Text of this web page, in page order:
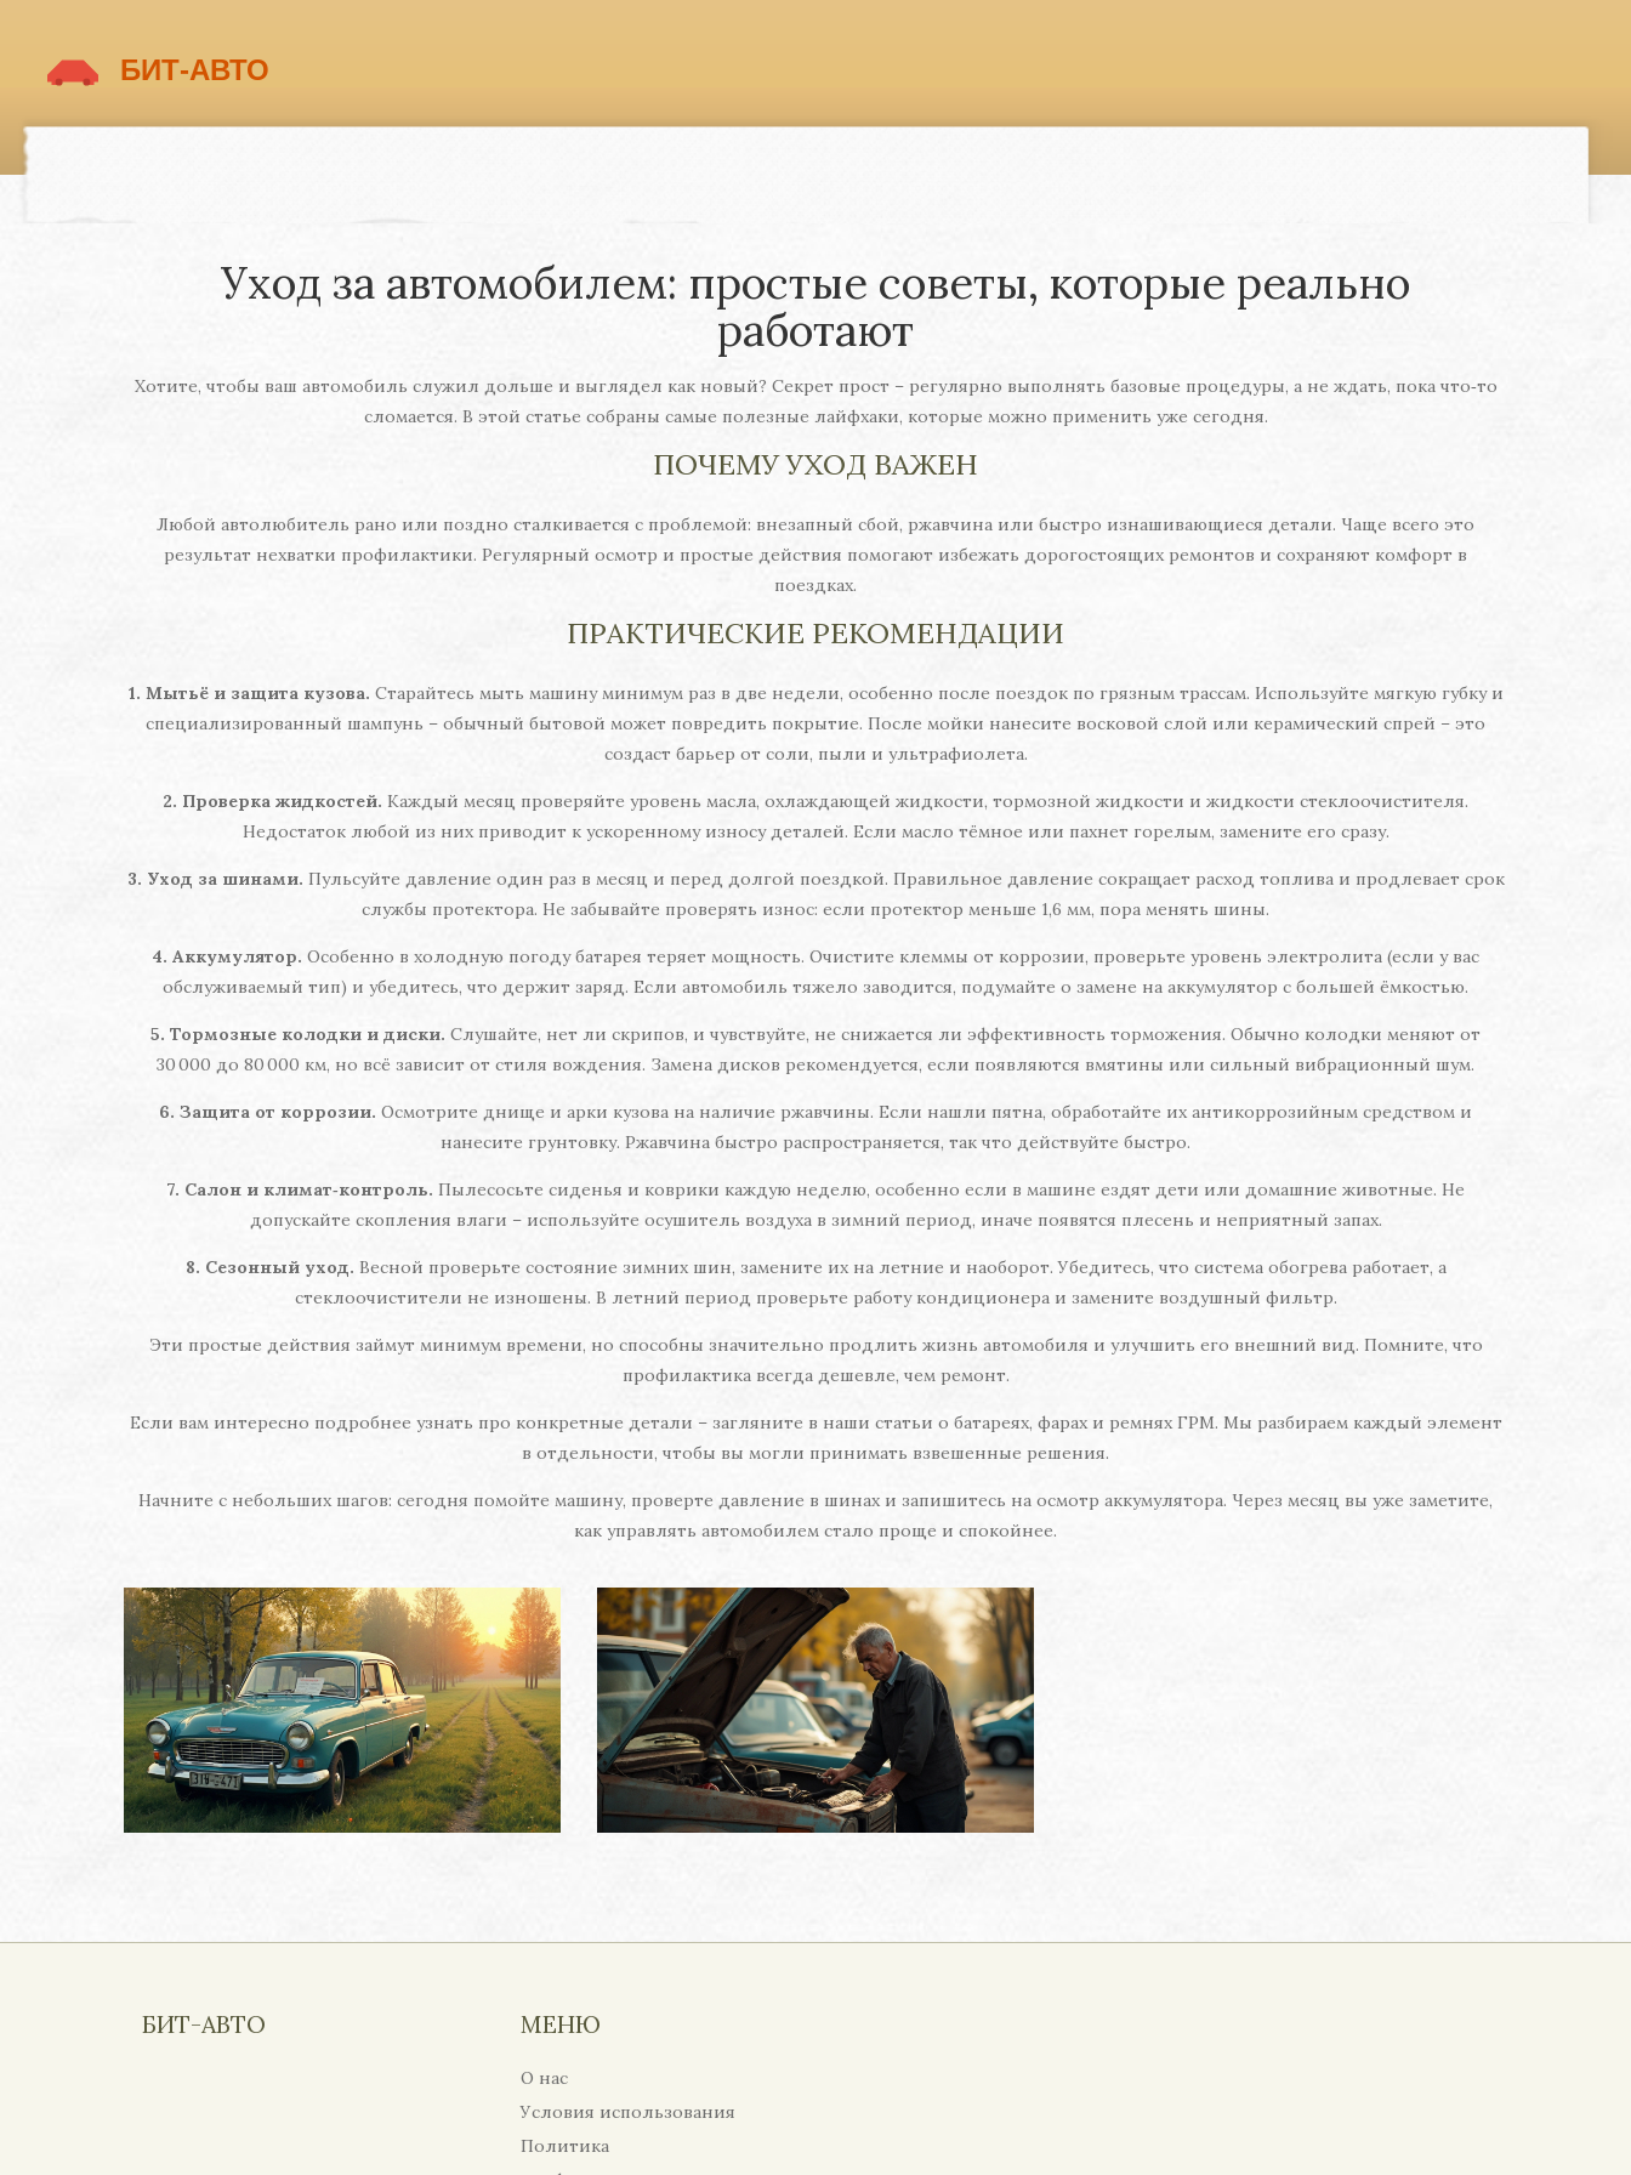
Уход за автомобилем: простые советы, которые реально
работают
Хотите, чтобы ваш автомобиль служил дольше и выглядел как новый? Секрет прост – регулярно выполнять базовые процедуры, а не ждать, пока что‑то
сломается. В этой статье собраны самые полезные лайфхаки, которые можно применить уже сегодня.
ПОЧЕМУ УХОД ВАЖЕН
Любой автолюбитель рано или поздно сталкивается с проблемой: внезапный сбой, ржавчина или быстро изнашивающиеся детали. Чаще всего это
результат нехватки профилактики. Регулярный осмотр и простые действия помогают избежать дорогостоящих ремонтов и сохраняют комфорт в
поездках.
ПРАКТИЧЕСКИЕ РЕКОМЕНДАЦИИ
1. Мытьё и защита кузова. Старайтесь мыть машину минимум раз в две недели, особенно после поездок по грязным трассам. Используйте мягкую губку и
специализированный шампунь – обычный бытовой может повредить покрытие. После мойки нанесите восковой слой или керамический спрей – это
создаст барьер от соли, пыли и ультрафиолета.
2. Проверка жидкостей. Каждый месяц проверяйте уровень масла, охлаждающей жидкости, тормозной жидкости и жидкости стеклоочистителя.
Недостаток любой из них приводит к ускоренному износу деталей. Если масло тёмное или пахнет горелым, замените его сразу.
3. Уход за шинами. Пульсуйте давление один раз в месяц и перед долгой поездкой. Правильное давление сокращает расход топлива и продлевает срок
службы протектора. Не забывайте проверять износ: если протектор меньше 1,6 мм, пора менять шины.
4. Аккумулятор. Особенно в холодную погоду батарея теряет мощность. Очистите клеммы от коррозии, проверьте уровень электролита (если у вас
обслуживаемый тип) и убедитесь, что держит заряд. Если автомобиль тяжело заводится, подумайте о замене на аккумулятор с большей ёмкостью.
5. Тормозные колодки и диски. Слушайте, нет ли скрипов, и чувствуйте, не снижается ли эффективность торможения. Обычно колодки меняют от
30 000 до 80 000 км, но всё зависит от стиля вождения. Замена дисков рекомендуется, если появляются вмятины или сильный вибрационный шум.
6. Защита от коррозии. Осмотрите днище и арки кузова на наличие ржавчины. Если нашли пятна, обработайте их антикоррозийным средством и
нанесите грунтовку. Ржавчина быстро распространяется, так что действуйте быстро.
7. Салон и климат‑контроль. Пылесосьте сиденья и коврики каждую неделю, особенно если в машине ездят дети или домашние животные. Не
допускайте скопления влаги – используйте осушитель воздуха в зимний период, иначе появятся плесень и неприятный запах.
8. Сезонный уход. Весной проверьте состояние зимних шин, замените их на летние и наоборот. Убедитесь, что система обогрева работает, а
стеклоочистители не изношены. В летний период проверьте работу кондиционера и замените воздушный фильтр.
Эти простые действия займут минимум времени, но способны значительно продлить жизнь автомобиля и улучшить его внешний вид. Помните, что
профилактика всегда дешевле, чем ремонт.
Если вам интересно подробнее узнать про конкретные детали – загляните в наши статьи о батареях, фарах и ремнях ГРМ. Мы разбираем каждый элемент
в отдельности, чтобы вы могли принимать взвешенные решения.
Начните с небольших шагов: сегодня помойте машину, проверте давление в шинах и запишитесь на осмотр аккумулятора. Через месяц вы уже заметите,
как управлять автомобилем стало проще и спокойнее.
БИТ-АВТО МЕНЮ
О нас
Условия использования
Политика